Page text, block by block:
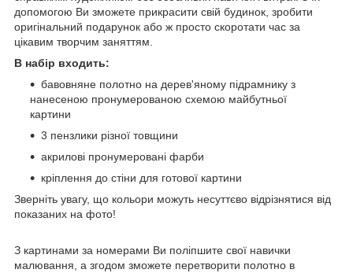
допомогою Ви зможете прикрасити свій будинок, зробити
оригінальний подарунок або ж просто скоротати час за
цікавим творчим заняттям.
В набір входить:
бавовняне полотно на дерев'яному підрамнику з
нанесеною пронумерованою схемою майбутньої
картини
3 пензлики різної товщини
акрилові пронумеровані фарби
кріплення до стіни для готової картини
Зверніть увагу, що кольори можуть несуттєво відрізнятися від
показаних на фото!
З картинами за номерами Ви поліпшите свої навички
малювання, а згодом зможете перетворити полотно в